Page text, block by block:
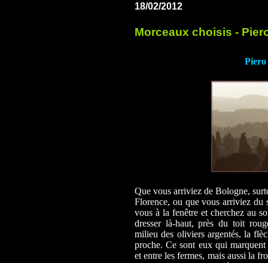
18/02/2012
Morceaux choisis -
Que vous arriviez de Bologne,
Florence, ou que vous arriviez
vous à la fenêtre et cherchez au
dresser là-haut, près du toit
milieu des oliviers argentés, la
proche. Ce sont eux qui
et entre les fermes, mais aussi la